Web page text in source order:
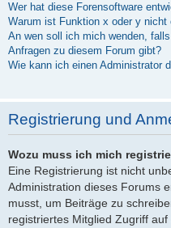
Wer hat diese Forensoftware
Warum ist Funktion x oder y nicht
An wen soll ich mich wenden,
Anfragen zu diesem Forum gibt?
Wie kann ich einen Administrator
Registrierung und
Wozu muss ich mich
Eine Registrierung ist nicht
Administration dieses Forums
musst, um Beiträge zu
registriertes Mitglied Zugriff